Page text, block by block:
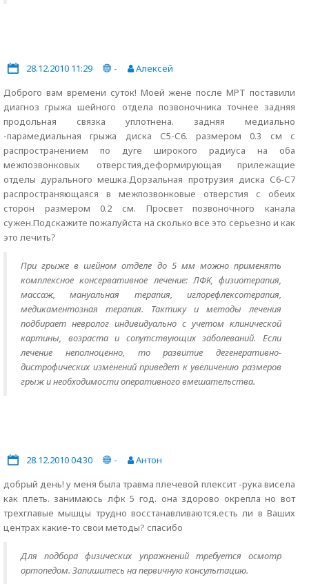
28.12.2010 11:29 -
Алексей
Доброго вам времени суток! Моей жене после МРТ поставили
диагноз грыжа шейного отдела позвоночника точнее задняя
продольная связка уплотнена. задняя медиально
-парамедиальная грыжа диска С5-С6. размером 0.3 см с
распространением по дуге широкого радиуса на оба
межпозвонковых отверстия,деформирующая прилежащие
отделы дурального мешка.Дорзальная протрузия диска С6-С7
распространяющаяся в межпозвонковые отверстия с обеих
сторон размером 0.2 см. Просвет позвоночного канала
сужен.Подскажите пожалуйста на сколько все это серьезно и как
это лечить?
При грыже в шейном отделе до 5 мм можно применять
комплексное консервативное лечение: ЛФК, физиотерапия,
массаж, мануальная терапия, иглорефлексотерапия,
медикаментозная терапия. Тактику и методы лечения
подбирает невролог индивидуально с учетом клинической
картины, возраста и сопутствующих заболеваний. Если
лечение неполноценно, то развитие дегенеративно-
дистрофических изменений приведет к увеличению размеров
грыж и необходимости оперативного вмешательства.
28.12.2010 04:30 -
Антон
добрый день! у меня была травма плечевой плексит -рука висела
как плеть. занимаюсь лфк 5 год. она здорово окрепла но вот
трехглавые мышцы трудно восстанавливаются.есть ли в Ваших
центрах какие-то свои методы? спасибо
Для подбора физических упражнений требуется осмотр
ортопедом. Запишитесь на первичную консультацию.